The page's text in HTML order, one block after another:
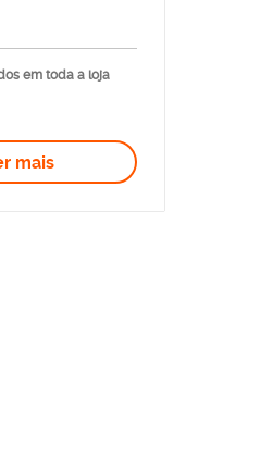
em toda a loja
mais